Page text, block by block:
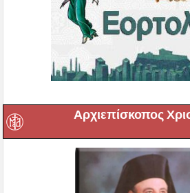
Αρχιεπίσκοπος